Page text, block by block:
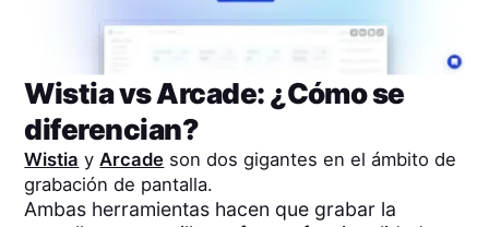
WistiavsArcade: ¿Cómo se
diferencian?
Wistia y Arcade son dos gigantes en el ámbito de
grabación de pantalla.
Ambas herramientas hacen que grabar la